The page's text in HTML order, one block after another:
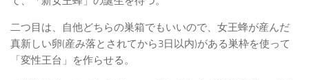
二つ目は、自他どちらの巣箱でもいいので、女王蜂が産んだ
真新しい卵(産み落とされてから3日以内)がある巣枠を使って
「変性王台」を作らせる。